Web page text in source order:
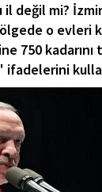
değil mi?
o evleri
750